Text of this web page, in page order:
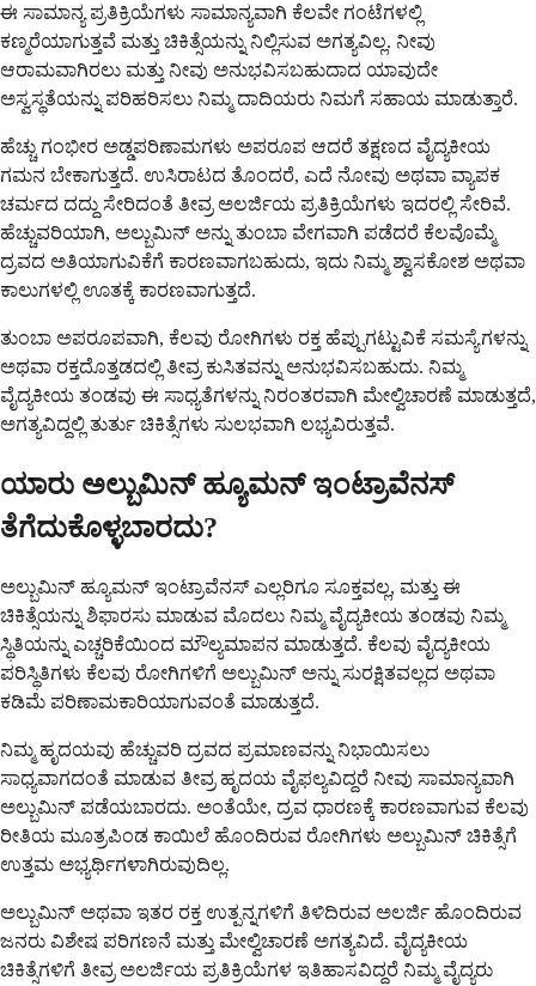
ಈ ಸಾಮಾನ್ಯ ಪ್ರತಿಕ್ರಿಯೆಗಳು ಸಾಮಾನ್ಯವಾಗಿ ಕೆಲವೇ ಗಂಟೆಗಳಲ್ಲಿ
ಕಣ್ಮರೆಯಾಗುತ್ತವೆ ಮತ್ತು ಚಿಕಿತ್ಸೆಯನ್ನು ನಿಲ್ಲಿಸುವ ಅಗತ್ಯವಿಲ್ಲ. ನೀವು
ಆರಾಮವಾಗಿರಲು ಮತ್ತು ನೀವು ಅನುಭವಿಸಬಹುದಾದ ಯಾವುದೇ
ಅಸ್ವಸ್ಥತೆಯನ್ನು ಪರಿಹರಿಸಲು ನಿಮ್ಮ ದಾದಿಯರು ನಿಮಗೆ ಸಹಾಯ ಮಾಡುತ್ತಾರೆ.
ಹೆಚ್ಚು ಗಂಭೀರ ಅಡ್ಡಪರಿಣಾಮಗಳು ಅಪರೂಪ ಆದರೆ ತಕ್ಷಣದ ವೈದ್ಯಕೀಯ
ಗಮನ ಬೇಕಾಗುತ್ತದೆ. ಉಸಿರಾಟದ ತೊಂದರೆ, ಎದೆ ನೋವು ಅಥವಾ ವ್ಯಾಪಕ
ಚರ್ಮದ ದದ್ದು ಸೇರಿದಂತೆ ತೀವ್ರ ಅಲರ್ಜಿಯ ಪ್ರತಿಕ್ರಿಯೆಗಳು ಇದರಲ್ಲಿ ಸೇರಿವೆ.
ಹೆಚ್ಚುವರಿಯಾಗಿ, ಅಲ್ಬುಮಿನ್ ಅನ್ನು ತುಂಬಾ ವೇಗವಾಗಿ ಪಡೆದರೆ ಕೆಲವೊಮ್ಮೆ
ದ್ರವದ ಅತಿಯಾಗುವಿಕೆಗೆ ಕಾರಣವಾಗಬಹುದು, ಇದು ನಿಮ್ಮ ಶ್ವಾಸಕೋಶ ಅಥವಾ
ಕಾಲುಗಳಲ್ಲಿ ಊತಕ್ಕೆ ಕಾರಣವಾಗುತ್ತದೆ.
ತುಂಬಾ ಅಪರೂಪವಾಗಿ, ಕೆಲವು ರೋಗಿಗಳು ರಕ್ತ ಹೆಪ್ಪುಗಟ್ಟುವಿಕೆ ಸಮಸ್ಯೆಗಳನ್ನು
ಅಥವಾ ರಕ್ತದೊತ್ತಡದಲ್ಲಿ ತೀವ್ರ ಕುಸಿತವನ್ನು ಅನುಭವಿಸಬಹುದು. ನಿಮ್ಮ
ವೈದ್ಯಕೀಯ ತಂಡವು ಈ ಸಾಧ್ಯತೆಗಳನ್ನು ನಿರಂತರವಾಗಿ ಮೇಲ್ವಿಚಾರಣೆ ಮಾಡುತ್ತದೆ,
ಅಗತ್ಯವಿದ್ದಲ್ಲಿ ತುರ್ತು ಚಿಕಿತ್ಸೆಗಳು ಸುಲಭವಾಗಿ ಲಭ್ಯವಿರುತ್ತವೆ.
ಯಾರು ಅಲ್ಬುಮಿನ್ ಹ್ಯೂಮನ್ ಇಂಟ್ರಾವೆನಸ್
ತೆಗೆದುಕೊಳ್ಳಬಾರದು?
ಅಲ್ಬುಮಿನ್ ಹ್ಯೂಮನ್ ಇಂಟ್ರಾವೆನಸ್ ಎಲ್ಲರಿಗೂ ಸೂಕ್ತವಲ್ಲ, ಮತ್ತು ಈ
ಚಿಕಿತ್ಸೆಯನ್ನು ಶಿಫಾರಸು ಮಾಡುವ ಮೊದಲು ನಿಮ್ಮ ವೈದ್ಯಕೀಯ ತಂಡವು ನಿಮ್ಮ
ಸ್ಥಿತಿಯನ್ನು ಎಚ್ಚರಿಕೆಯಿಂದ ಮೌಲ್ಯಮಾಪನ ಮಾಡುತ್ತದೆ. ಕೆಲವು ವೈದ್ಯಕೀಯ
ಪರಿಸ್ಥಿತಿಗಳು ಕೆಲವು ರೋಗಿಗಳಿಗೆ ಅಲ್ಬುಮಿನ್ ಅನ್ನು ಸುರಕ್ಷಿತವಲ್ಲದ ಅಥವಾ
ಕಡಿಮೆ ಪರಿಣಾಮಕಾರಿಯಾಗುವಂತೆ ಮಾಡುತ್ತದೆ.
ನಿಮ್ಮ ಹೃದಯವು ಹೆಚ್ಚುವರಿ ದ್ರವದ ಪ್ರಮಾಣವನ್ನು ನಿಭಾಯಿಸಲು
ಸಾಧ್ಯವಾಗದಂತೆ ಮಾಡುವ ತೀವ್ರ ಹೃದಯ ವೈಫಲ್ಯವಿದ್ದರೆ ನೀವು ಸಾಮಾನ್ಯವಾಗಿ
ಅಲ್ಬುಮಿನ್ ಪಡೆಯಬಾರದು. ಅಂತೆಯೇ, ದ್ರವ ಧಾರಣಕ್ಕೆ ಕಾರಣವಾಗುವ ಕೆಲವು
ರೀತಿಯ ಮೂತ್ರಪಿಂಡ ಕಾಯಿಲೆ ಹೊಂದಿರುವ ರೋಗಿಗಳು ಅಲ್ಬುಮಿನ್ ಚಿಕಿತ್ಸೆಗೆ
ಉತ್ತಮ ಅಭ್ಯರ್ಥಿಗಳಾಗಿರುವುದಿಲ್ಲ.
ಅಲ್ಬುಮಿನ್ ಅಥವಾ ಇತರ ರಕ್ತ ಉತ್ಪನ್ನಗಳಿಗೆ ತಿಳಿದಿರುವ ಅಲರ್ಜಿ ಹೊಂದಿರುವ
ಜನರು ವಿಶೇಷ ಪರಿಗಣನೆ ಮತ್ತು ಮೇಲ್ವಿಚಾರಣೆ ಅಗತ್ಯವಿದೆ. ವೈದ್ಯಕೀಯ
ಚಿಕಿತ್ಸೆಗಳಿಗೆ ತೀವ್ರ ಅಲರ್ಜಿಯ ಪ್ರತಿಕ್ರಿಯೆಗಳ ಇತಿಹಾಸವಿದ್ದರೆ ನಿಮ್ಮ ವೈದ್ಯರು